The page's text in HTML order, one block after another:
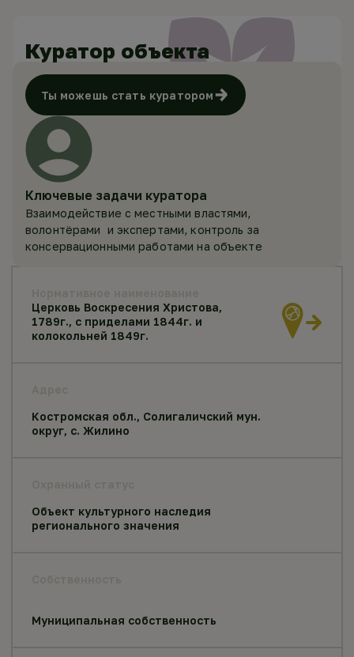
Церковь Воскресения Христова,
1789г., с приделами 1844г. и
колокольней 1849г.
Костромская обл., Солигаличский мун.
округ, с. Жилино
Объект культурного наследия
регионального значения
Муниципальная собственность
Куратор объекта
Ты можешь стать куратором
Ключевые задачи куратора
Взаимодействие с местными властями,
волонтёрами и экспертами, контроль за
консервационными работами на объекте